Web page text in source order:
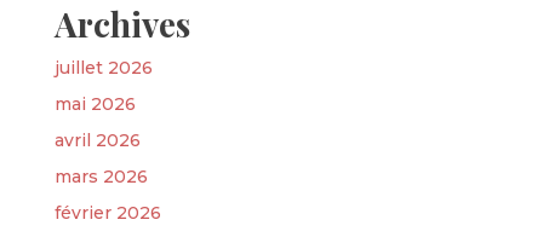
Archives
juillet 2026
mai 2026
avril 2026
mars 2026
février 2026